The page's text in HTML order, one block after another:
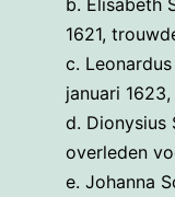
1621,
c.
januari
d. Dionysius
overleden
e. Johanna